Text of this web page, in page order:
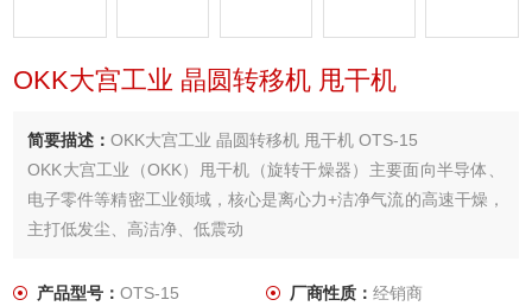
OKK大宫工业 晶圆转移机 甩干机
简要描述：OKK大宫工业 晶圆转移机 甩干机 OTS-15
OKK大宫工业（OKK）甩干机（旋转干燥器）主要面向半导体、
电子零件等精密工业领域，核心是离心力+洁净气流的高速干燥，
主打低发尘、高洁净、低震动
产品型号：OTS-15 厂商性质： 经销商